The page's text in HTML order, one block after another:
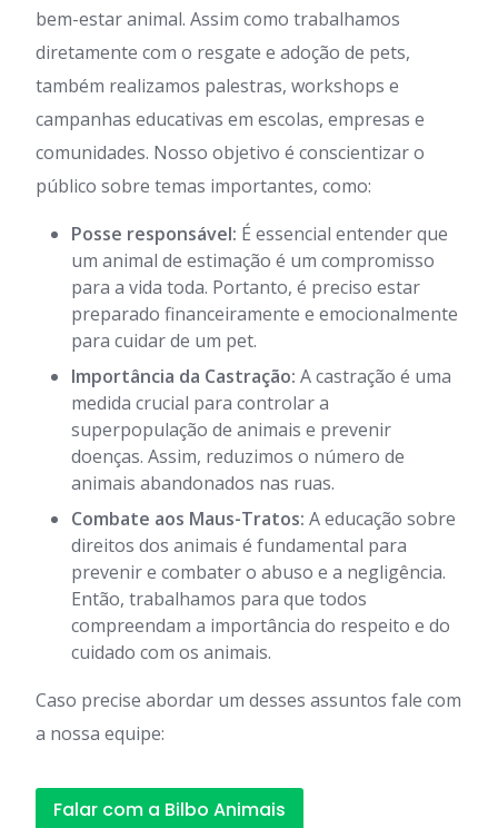
bem-estar animal. Assim como trabalhamos
diretamente com o resgate e adoção de pets,
também realizamos palestras, workshops e
campanhas educativas em escolas, empresas e
comunidades. Nosso objetivo é conscientizar o
público sobre temas importantes, como:
Posse responsável: É essencial entender que
um animal de estimação é um compromisso
para a vida toda. Portanto, é preciso estar
preparado financeiramente e emocionalmente
para cuidar de um pet.
Importância da Castração: A castração é uma
medida crucial para controlar a
superpopulação de animais e prevenir
doenças. Assim, reduzimos o número de
animais abandonados nas ruas.
Combate aos Maus-Tratos: A educação sobre
direitos dos animais é fundamental para
prevenir e combater o abuso e a negligência.
Então, trabalhamos para que todos
compreendam a importância do respeito e do
cuidado com os animais.
Caso precise abordar um desses assuntos fale com
a nossa equipe:
Falar com a Bilbo Animais